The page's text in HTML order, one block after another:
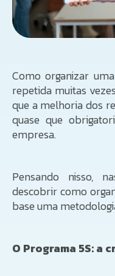
Como organizar
repetida muitas
que a melhoria dos
quase que
empresa.
Pensando nisso,
descobrir como
base uma
O Programa 5S: a